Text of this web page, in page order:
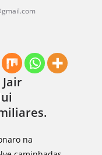
na